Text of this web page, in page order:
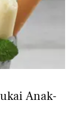
Anak-